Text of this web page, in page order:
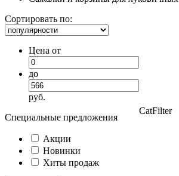
Сортировать по:
Цена от
до
руб.
Специальные предложения
Акции
Новинки
Хиты продаж
CatFilter